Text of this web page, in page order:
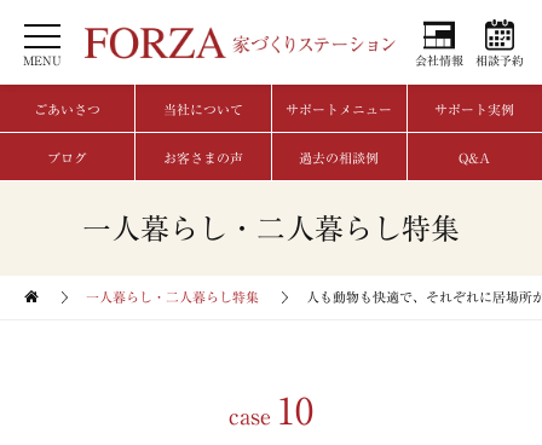
会社情報 相談予約
MENU
ごあいさつ 当社について サポートメニュー サポート実例
ブログ お客さまの声 過去の相談例 Q&A
一人暮らし・二人暮らし特集
一人暮らし・二人暮らし特集 人も動物も快適で、それぞれに居場所
case 10